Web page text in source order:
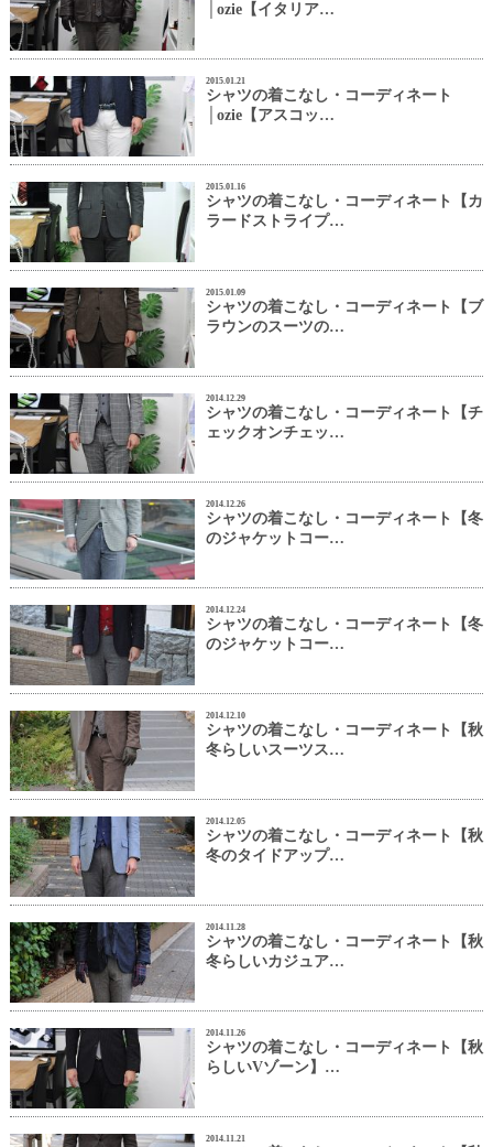
│ozie【イタリア…
2015.01.21
シャツの着こなし・コーディネート
│ozie【アスコッ…
2015.01.16
シャツの着こなし・コーディネート【カ
ラードストライプ…
2015.01.09
シャツの着こなし・コーディネート【ブ
ラウンのスーツの…
2014.12.29
シャツの着こなし・コーディネート【チ
ェックオンチェッ…
2014.12.26
シャツの着こなし・コーディネート【冬
のジャケットコー…
2014.12.24
シャツの着こなし・コーディネート【冬
のジャケットコー…
2014.12.10
シャツの着こなし・コーディネート【秋
冬らしいスーツス…
2014.12.05
シャツの着こなし・コーディネート【秋
冬のタイドアップ…
2014.11.28
シャツの着こなし・コーディネート【秋
冬らしいカジュア…
2014.11.26
シャツの着こなし・コーディネート【秋
らしいVゾーン】…
2014.11.21